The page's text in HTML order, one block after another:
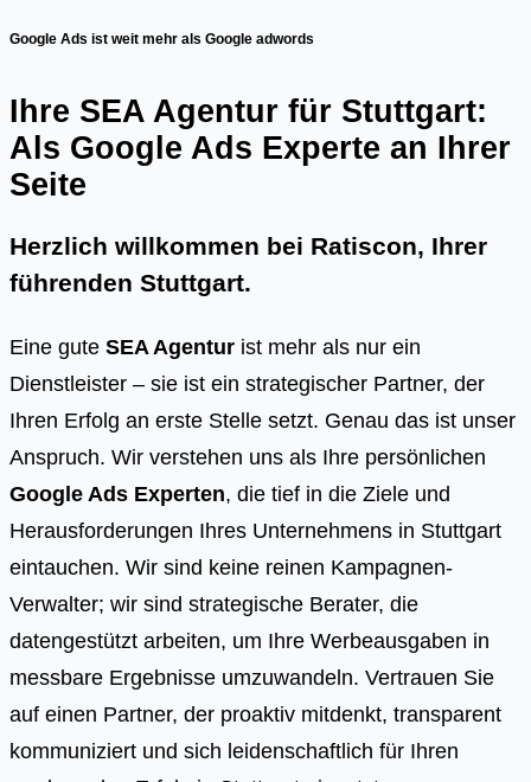
Google Ads ist weit mehr als Google adwords
Ihre SEA Agentur für Stuttgart:
Als Google Ads Experte an Ihrer
Seite
Herzlich willkommen bei Ratiscon, Ihrer
führenden Stuttgart.
Eine gute SEA Agentur ist mehr als nur ein
Dienstleister – sie ist ein strategischer Partner, der
Ihren Erfolg an erste Stelle setzt. Genau das ist unser
Anspruch. Wir verstehen uns als Ihre persönlichen
Google Ads Experten, die tief in die Ziele und
Herausforderungen Ihres Unternehmens in Stuttgart
eintauchen. Wir sind keine reinen Kampagnen-
Verwalter; wir sind strategische Berater, die
datengestützt arbeiten, um Ihre Werbeausgaben in
messbare Ergebnisse umzuwandeln. Vertrauen Sie
auf einen Partner, der proaktiv mitdenkt, transparent
kommuniziert und sich leidenschaftlich für Ihren